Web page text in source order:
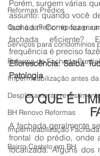
Reformas Prédios
Qual é a melhor época
Serviços para condomínios
Reforma de Fachada
Impermeabilização antes
Desplacamento
BH Renovo Reformas
Impermeabilização
Bairro Castelo em BH
Porém, surgem várias
assunto: quando você
fachada? Como fazer
fachada eficiente?
frequência é preciso
Eflorescência: Saiba
Patologia
O QUE É
A fachada geralmente
frontal do prédio, onde
localizada. Alguns dos